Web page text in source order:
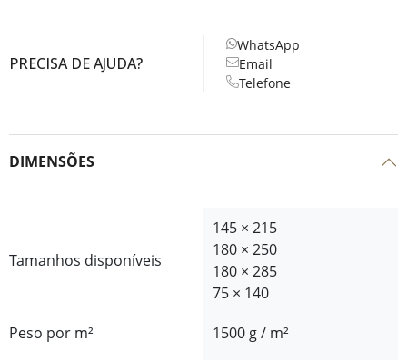
PRECISA DE AJUDA?
WhatsApp
Email
Telefone
DIMENSÕES
Tamanhos disponíveis
145 × 215
180 × 250
180 × 285
75 × 140
Peso por m²
1500 g / m²